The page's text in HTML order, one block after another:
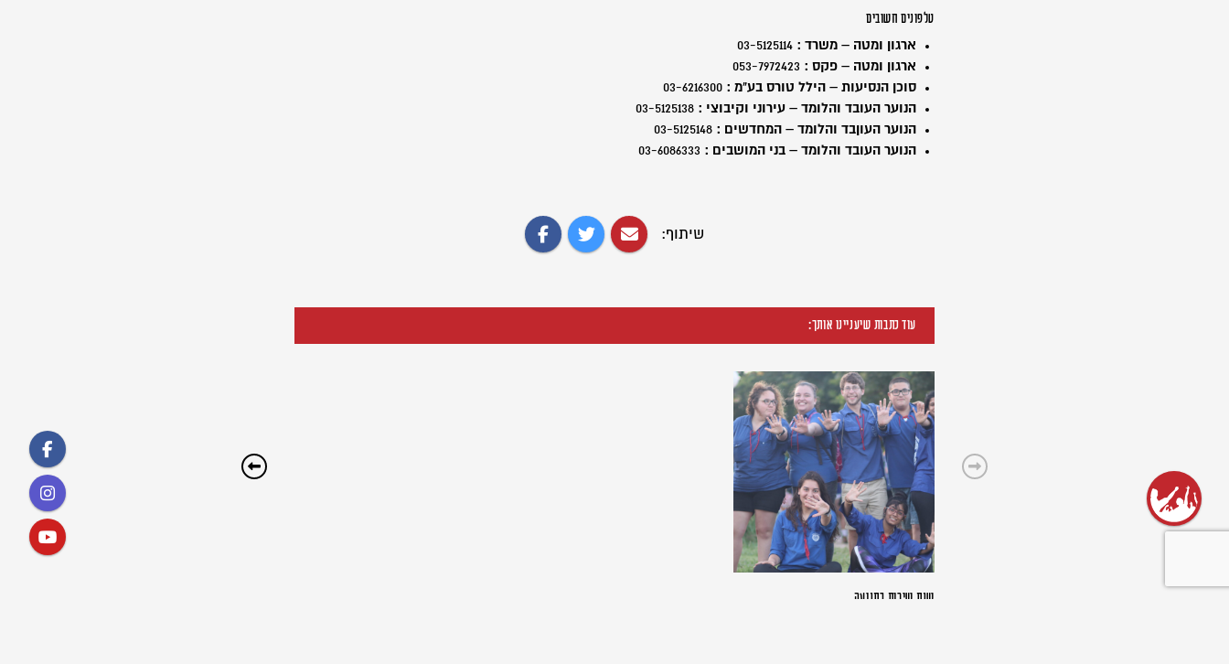
טלפונים חשובים
ארגון ומטה – משרד :
ארגון ומטה – פקס :
סוכן הנסיעות – הילל טורס בע"מ :
03-6216300
הנוער העובד והלומד – עירוני וקיבוצי : 03-5125138
הנוער העוןבד והלומד – המחדשים : 03-5125148
הנוער העובד והלומד – בני המושבים :
שיתוף:
עוד כתבות שיעניינו אותך:
שנת שירות בתנועה